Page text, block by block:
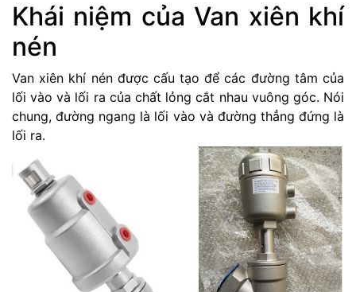
Khái niệm của Van xiên khí
nén
Van xiên khí nén được cấu tạo để các đường tâm của
lối vào và lối ra của chất lỏng cắt nhau vuông góc. Nói
chung, đường ngang là lối vào và đường thẳng đứng là
lối ra.